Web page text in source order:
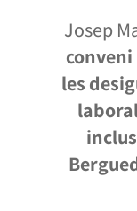
Josep
les